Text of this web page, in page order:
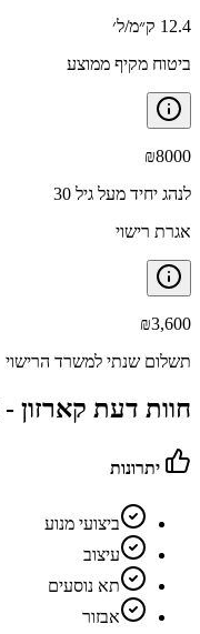
12.4 ק״מ/ל׳
ביטוח מקיף ממוצע
₪8000
לנהג יחיד מעל גיל 30
אגרת רישוי
₪3,600
תשלום שנתי למשרד הרישוי
חוות דעת קארזון -
יתרונות
ביצועי מנוע
עיצוב
תא נוסעים
אבזור